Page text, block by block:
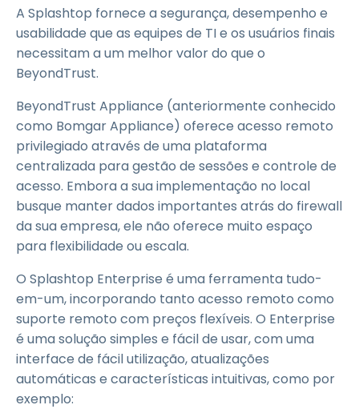
A Splashtop fornece a segurança, desempenho e
usabilidade que as equipes de TI e os usuários finais
necessitam a um melhor valor do que o
BeyondTrust.
BeyondTrust Appliance (anteriormente conhecido
como Bomgar Appliance) oferece acesso remoto
privilegiado através de uma plataforma
centralizada para gestão de sessões e controle de
acesso. Embora a sua implementação no local
busque manter dados importantes atrás do firewall
da sua empresa, ele não oferece muito espaço
para flexibilidade ou escala.
O Splashtop Enterprise é uma ferramenta tudo-
em-um, incorporando tanto acesso remoto como
suporte remoto com preços flexíveis. O Enterprise
é uma solução simples e fácil de usar, com uma
interface de fácil utilização, atualizações
automáticas e características intuitivas, como por
exemplo: